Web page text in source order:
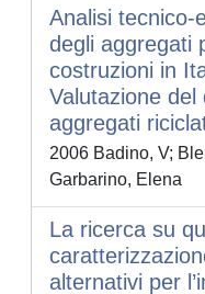
Analisi tecnico-
degli aggregati
costruzioni in
Valutazione del
aggregati
2006 Badino, V;
Garbarino, Elena
La ricerca su
alternativi per